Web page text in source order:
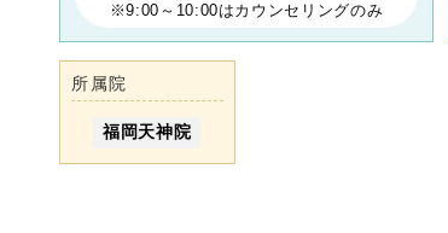
※9:00～10:00はカウンセリングのみ
所属院
福岡天神院